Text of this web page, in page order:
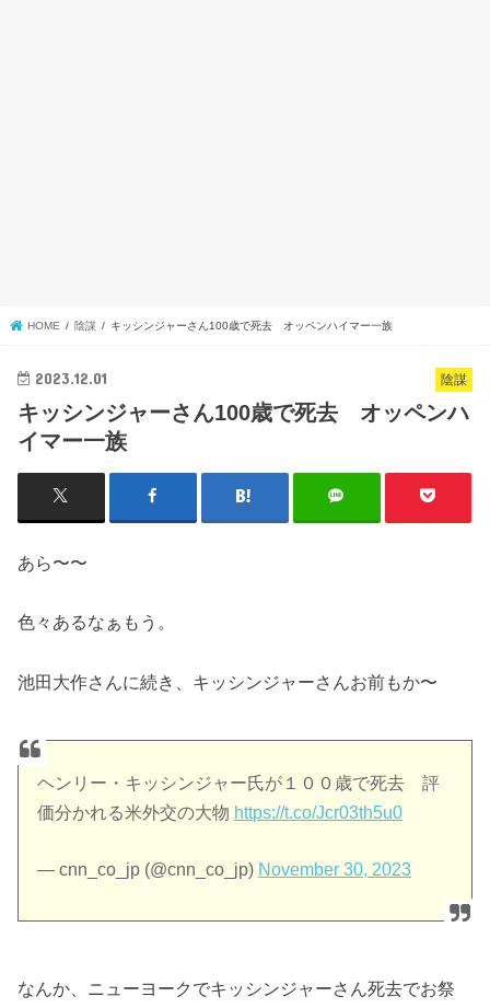
HOME 陰謀 キッシンジャーさん100歳で死去 オッペンハイマー一族
陰謀
2023.12.01
キッシンジャーさん100歳で死去 オッペンハ
イマー一族
あら〜〜
色々あるなぁもう。
池田大作さんに続き、キッシンジャーさんお前もか〜
ヘンリー・キッシンジャー氏が１００歳で死去 評
価分かれる米外交の大物 https://t.co/Jcr03th5u0
— cnn_co_jp (@cnn_co_jp) November 30, 2023
なんか、ニューヨークでキッシンジャーさん死去でお祭